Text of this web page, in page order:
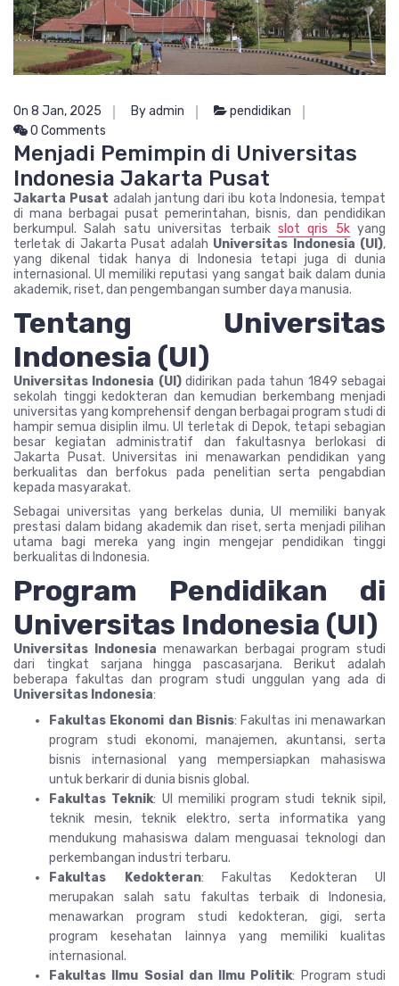
On 8 Jan, 2025 By admin
pendidikan
0 Comments
Menjadi Pemimpin di Universitas
Indonesia Jakarta Pusat
Jakarta Pusat adalah jantung dari ibu kota Indonesia, tempat
di mana berbagai pusat pemerintahan, bisnis, dan pendidikan
berkumpul. Salah satu universitas terbaik slot qris 5kyang
terletak di Jakarta Pusat adalah Universitas Indonesia (UI),
yang dikenal tidak hanya di Indonesia tetapi juga di dunia
internasional. UI memiliki reputasi yang sangat baik dalam dunia
akademik, riset, dan pengembangan sumber daya manusia.
Tentang Universitas
Indonesia (UI)
Universitas Indonesia (UI)didirikan pada tahun 1849 sebagai
sekolah tinggi kedokteran dan kemudian berkembang menjadi
universitas yang komprehensif dengan berbagai program studi di
hampir semua disiplin ilmu. UI terletak di Depok, tetapi sebagian
besar kegiatan administratif dan fakultasnya berlokasi di
Jakarta Pusat. Universitas ini menawarkan pendidikan yang
berkualitas dan berfokus pada penelitian serta pengabdian
kepada masyarakat.
Sebagai universitas yang berkelas dunia, UI memiliki banyak
prestasi dalam bidang akademik dan riset, serta menjadi pilihan
utama bagi mereka yang ingin mengejar pendidikan tinggi
berkualitas di Indonesia.
Program Pendidikan di
Universitas Indonesia (UI)
Universitas Indonesia menawarkan berbagai program studi
dari tingkat sarjana hingga pascasarjana. Berikut adalah
beberapa fakultas dan program studi unggulan yang ada di
Universitas Indonesia:
Fakultas Ekonomi dan Bisnis: Fakultas ini menawarkan
program studi ekonomi, manajemen, akuntansi, serta
bisnis internasional yang mempersiapkan mahasiswa
untuk berkarir di dunia bisnis global.
Fakultas Teknik: UI memiliki program studi teknik sipil,
teknik mesin, teknik elektro, serta informatika yang
mendukung mahasiswa dalam menguasai teknologi dan
perkembangan industri terbaru.
Fakultas Kedokteran: Fakultas Kedokteran UI
merupakan salah satu fakultas terbaik di Indonesia,
menawarkan program studi kedokteran, gigi, serta
program kesehatan lainnya yang memiliki kualitas
internasional.
Fakultas Ilmu Sosial dan Ilmu Politik: Program studi